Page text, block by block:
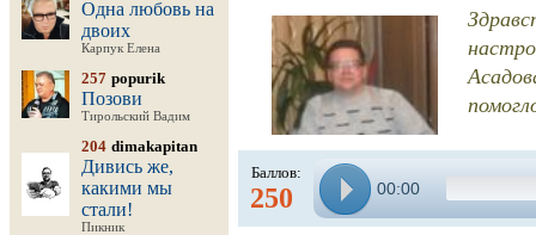
Одна любовь на
двоих
Карпук Елена
257 popurik
Позови
Тирольский Вадим
204 dimakapitan
Дивись же,
какими мы
стали!
Пикник
Баллов:
250 00:00